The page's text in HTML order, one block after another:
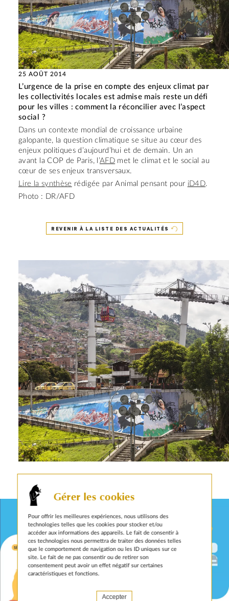
Gérer les cookies
Pour offrir les meilleures expériences, nous utilisons des
technologies telles que les cookies pour stocker et/ou
accéder aux informations des appareils. Le fait de consentir à
ces technologies nous permettra de traiter des données telles
que le comportement de navigation ou les ID uniques sur ce
site. Le fait de ne pas consentir ou de retirer son
consentement peut avoir un effet négatif sur certaines
caractéristiques et fonctions.
Accepter
25 AOÛT 2014
L’urgence de la prise en compte des enjeux climat par
les collectivités locales est admise mais reste un défi
pour les villes : comment la réconcilier avec l’aspect
social ?
Dans un contexte mondial de croissance urbaine
galopante, la question climatique se situe au cœur des
enjeux politiques d’aujourd’hui et de demain. Un an
avant la COP de Paris, l’AFD met le climat et le social au
cœur de ses enjeux transversaux.
Lire la synthèse rédigée par Animal pensant pour iD4D.
Photo : DR/AFD
REVENIR À LA LISTE DES ACTUALITÉS
autres actualités sur le même sujet